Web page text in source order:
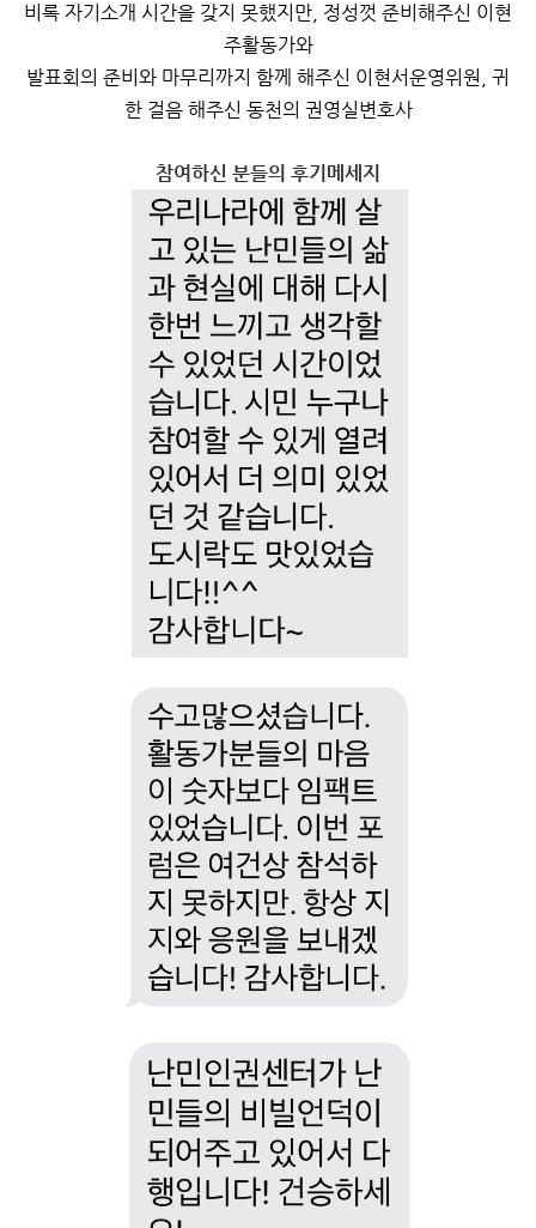
비록 자기소개 시간을 갖지 못했지만, 정성껏 준비해주신 이현
주활동가와
발표회의 준비와 마무리까지 함께 해주신 이현서운영위원, 귀
한 걸음 해주신 동천의 권영실변호사
참여하신 분들의 후기메세지